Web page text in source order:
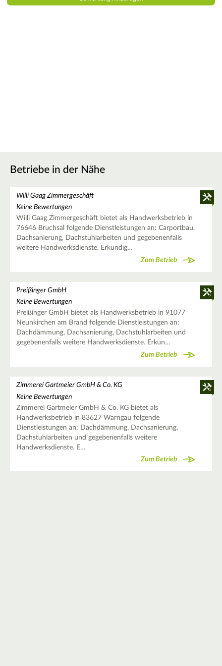
Betriebe in der Nähe
Willi Gaag Zimmergeschäft
Keine Bewertungen
Willi Gaag Zimmergeschäft bietet als Handwerksbetrieb in
76646 Bruchsal folgende Dienstleistungen an: Carportbau,
Dachsanierung, Dachstuhlarbeiten und gegebenenfalls
weitere Handwerksdienste. Erkundig…
Zum Betrieb
Preißinger GmbH
Keine Bewertungen
Preißinger GmbH bietet als Handwerksbetrieb in 91077
Neunkirchen am Brand folgende Dienstleistungen an:
Dachdämmung, Dachsanierung, Dachstuhlarbeiten und
gegebenenfalls weitere Handwerksdienste. Erkun…
Zum Betrieb
Zimmerei Gartmeier GmbH & Co. KG
Keine Bewertungen
Zimmerei Gartmeier GmbH & Co. KG bietet als
Handwerksbetrieb in 83627 Warngau folgende
Dienstleistungen an: Dachdämmung, Dachsanierung,
Dachstuhlarbeiten und gegebenenfalls weitere
Handwerksdienste. E…
Zum Betrieb